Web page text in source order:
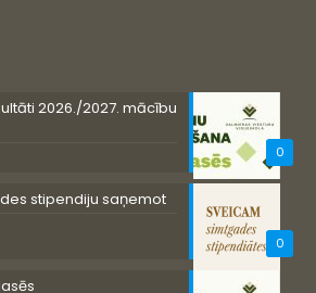
0
2026./2027. mācību
0
stipendiju saņemot